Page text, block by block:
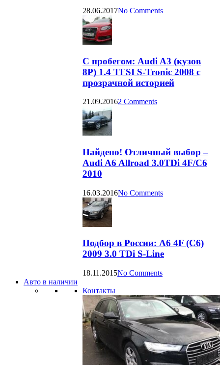
28.06.2017No Comments
С пробегом: Audi A3 (кузов
8P) 1.4 TFSI S-Tronic 2008 с
прозрачной историей
21.09.20162 Comments
Найдено! Отличный выбор –
Audi A6 Allroad 3.0TDi 4F/C6
2010
16.03.2016No Comments
Подбор в России: A6 4F (C6)
2009 3.0 TDi S-Line
18.11.2015No Comments
Авто в наличии
Контакты